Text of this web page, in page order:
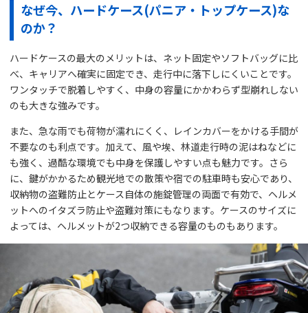
なぜ今、ハードケース(パニア・トップケース)な
のか？
ハードケースの最大のメリットは、ネット固定やソフトバッグに比
べ、キャリアへ確実に固定でき、走行中に落下しにくいことです。
ワンタッチで脱着しやすく、中身の容量にかかわらず型崩れしない
のも大きな強みです。
また、急な雨でも荷物が濡れにくく、レインカバーをかける手間が
不要なのも利点です。加えて、風や埃、林道走行時の泥はねなどに
も強く、過酷な環境でも中身を保護しやすい点も魅力です。さら
に、鍵がかかるため観光地での散策や宿での駐車時も安心であり、
収納物の盗難防止とケース自体の施錠管理の両面で有効で、ヘルメ
ットへのイタズラ防止や盗難対策にもなります。ケースのサイズに
よっては、ヘルメットが2つ収納できる容量のものもあります。